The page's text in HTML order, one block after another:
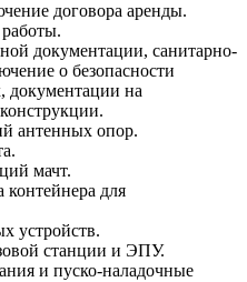
договора аренды.
документации, санитарно-
о безопасности
документации на
антенных опор.
мачт.
контейнера для
устройств.
станции и ЭПУ.
и пуско-наладочные